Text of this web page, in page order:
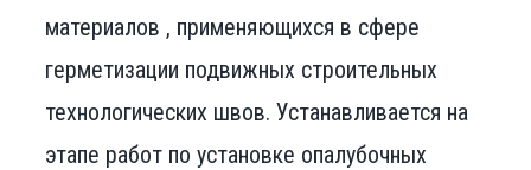
материалов , применяющихся в сфере
герметизации подвижных строительных
технологических швов. Устанавливается на
этапе работ по установке опалубочных